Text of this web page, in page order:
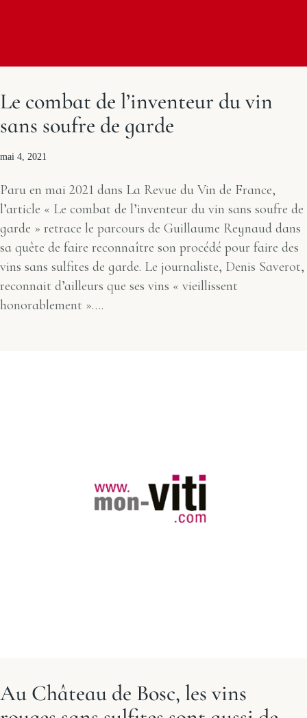
Le combat de l’inventeur du vin
sans soufre de garde
mai 4, 2021
Paru en mai 2021 dans La Revue du Vin de France,
l’article « Le combat de l’inventeur du vin sans soufre de
garde » retrace le parcours de Guillaume Reynaud dans
sa quête de faire reconnaître son procédé pour faire des
vins sans sulfites de garde. Le journaliste, Denis Saverot,
reconnait d’ailleurs que ses vins « vieillissent
honorablement »….
Au Château de Bosc, les vins